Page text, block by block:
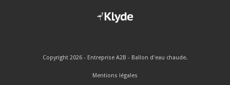
Copyright 2026 - Entreprise A2B - Ballon d'eau chaude.
Mentions légales